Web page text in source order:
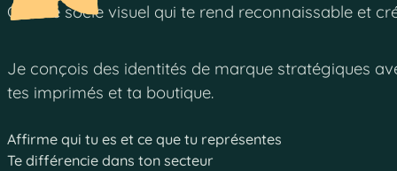
C’est le socle visuel qui te rend reconnaissable et
Je conçois des identités de marque stratégiques
tes imprimés et ta boutique.
Affirme qui tu es et ce que tu représentes
Te différencie dans ton secteur